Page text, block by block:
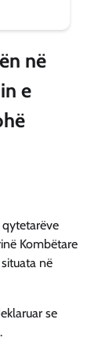
në
e
qytetarëve
Kombëtare
në
se